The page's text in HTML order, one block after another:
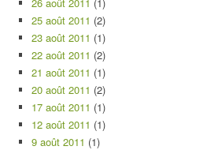
25 août 2011 (2)
23 août 2011 (1)
22 août 2011 (2)
21 août 2011 (1)
20 août 2011 (2)
17 août 2011 (1)
12 août 2011 (1)
9 août 2011 (1)